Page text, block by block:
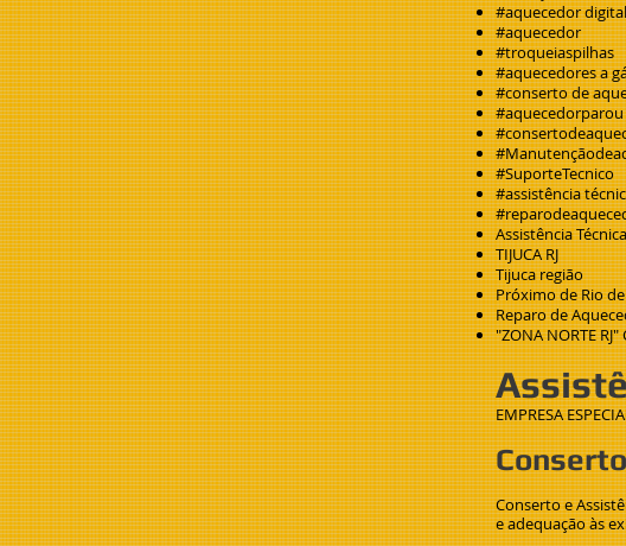
#aquecedor digital
#aquecedor
#troqueiaspilhas
#aquecedores a
#conserto de
#aquecedorparou
#SuporteTecnico
#assistência
Assistência Técnica
TIJUCA RJ
Tijuca região
Próximo de Rio
Reparo de
"ZONA NORTE
EMPRESA
Conserto e
e adequação às